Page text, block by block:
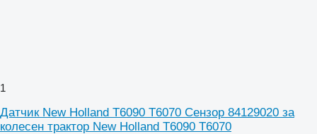
1
Датчик New Holland T6090 T6070 Сензор 84129020 за
колесен трактор New Holland T6090 T6070